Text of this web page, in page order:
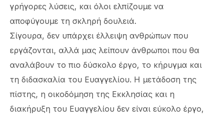
γρήγορες λύσεις, και όλοι ελπίζουμε να
αποφύγουμε τη σκληρή δουλειά.
Σίγουρα, δεν υπάρχει έλλειψη ανθρώπων που
εργάζονται, αλλά μας λείπουν άνθρωποι που θα
αναλάβουν το πιο δύσκολο έργο, το κήρυγμα και
τη διδασκαλία του Ευαγγελίου. Η μετάδοση της
πίστης, η οικοδόμηση της Εκκλησίας και η
διακήρυξη του Ευαγγελίου δεν είναι εύκολο έργο,